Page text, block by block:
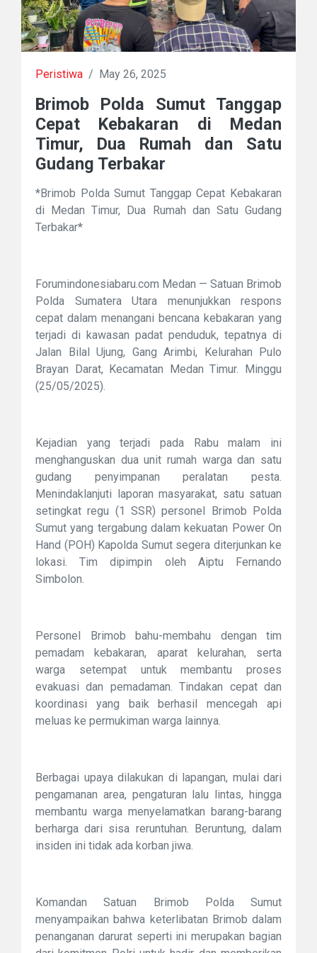
Peristiwa / May 26, 2025
Brimob Polda Sumut Tanggap
Cepat Kebakaran di Medan
Timur, Dua Rumah dan Satu
Gudang Terbakar
*Brimob Polda Sumut Tanggap Cepat Kebakaran
di Medan Timur, Dua Rumah dan Satu Gudang
Terbakar*
Forumindonesiabaru.com Medan — Satuan Brimob
Polda Sumatera Utara menunjukkan respons
cepat dalam menangani bencana kebakaran yang
terjadi di kawasan padat penduduk, tepatnya di
Jalan Bilal Ujung, Gang Arimbi, Kelurahan Pulo
Brayan Darat, Kecamatan Medan Timur. Minggu
(25/05/2025).
Kejadian yang terjadi pada Rabu malam ini
menghanguskan dua unit rumah warga dan satu
gudang penyimpanan peralatan pesta.
Menindaklanjuti laporan masyarakat, satu satuan
setingkat regu (1 SSR) personel Brimob Polda
Sumut yang tergabung dalam kekuatan Power On
Hand (POH) Kapolda Sumut segera diterjunkan ke
lokasi. Tim dipimpin oleh Aiptu Fernando
Simbolon.
Personel Brimob bahu-membahu dengan tim
pemadam kebakaran, aparat kelurahan, serta
warga setempat untuk membantu proses
evakuasi dan pemadaman. Tindakan cepat dan
koordinasi yang baik berhasil mencegah api
meluas ke permukiman warga lainnya.
Berbagai upaya dilakukan di lapangan, mulai dari
pengamanan area, pengaturan lalu lintas, hingga
membantu warga menyelamatkan barang-barang
berharga dari sisa reruntuhan. Beruntung, dalam
insiden ini tidak ada korban jiwa.
Komandan Satuan Brimob Polda Sumut
menyampaikan bahwa keterlibatan Brimob dalam
penanganan darurat seperti ini merupakan bagian